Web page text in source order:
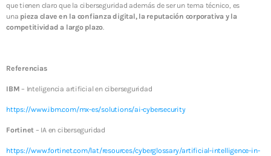
que tienen claro que la ciberseguridad además de ser un tema técnico, es
una pieza clave en la confianza digital, la reputación corporativa y la
competitividad a largo plazo.
Referencias
IBM – Inteligencia artificial en ciberseguridad
https://www.ibm.com/mx-es/solutions/ai-cybersecurity
Fortinet – IA en ciberseguridad
https://www.fortinet.com/lat/resources/cyberglossary/artificial-intelligence-in-